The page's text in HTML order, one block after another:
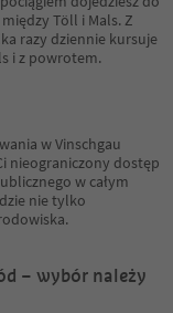
Töll i Mals. Z
razy dziennie kursuje
i z powrotem.
w Vinschgau
nieograniczony dostęp
w całym
nie tylko
– wybór należy